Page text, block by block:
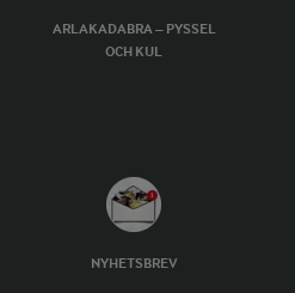
ARLAKADABRA – PYSSEL
OCH KUL
NYHETSBREV